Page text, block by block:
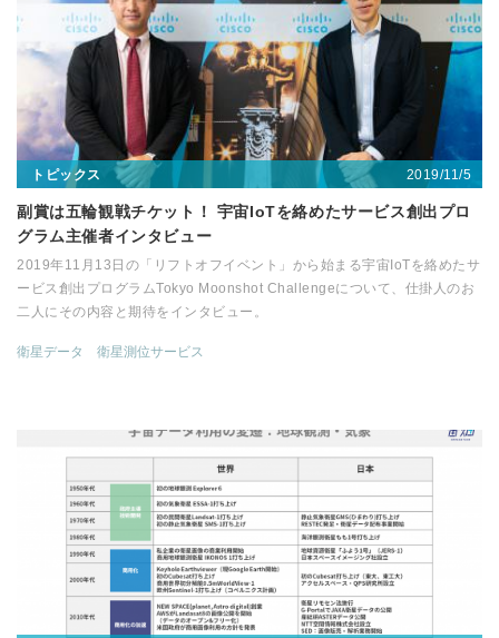
トピックス 2019/11/5
副賞は五輪観戦チケット！ 宇宙IoTを絡めたサービス創出プロ
グラム主催者インタビュー
2019年11月13日の「リフトオフイベント」から始まる宇宙IoTを絡めたサ
ービス創出プログラムTokyo Moonshot Challengeについて、仕掛人のお
二人にその内容と期待をインタビュー。
衛星データ 衛星測位サービス